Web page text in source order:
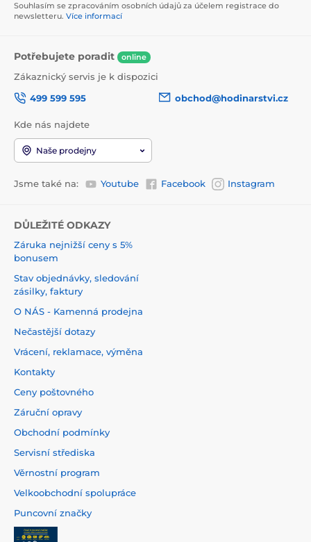
Souhlasím se zpracováním osobních údajů za účelem registrace do
newsletteru. Více informací
Potřebujete poradit online
Zákaznický servis je k dispozici
499 599 595
obchod@hodinarstvi.cz
Kde nás najdete
Naše prodejny
Jsme také na: Youtube Facebook Instagram
DŮLEŽITÉ ODKAZY
Záruka nejnižší ceny s 5%
bonusem
Stav objednávky, sledování
zásilky, faktury
O NÁS - Kamenná prodejna
Nečastější dotazy
Vrácení, reklamace, výměna
Kontakty
Ceny poštovného
Záruční opravy
Obchodní podmínky
Servisní střediska
Věrnostní program
Velkoobchodní spolupráce
Puncovní značky